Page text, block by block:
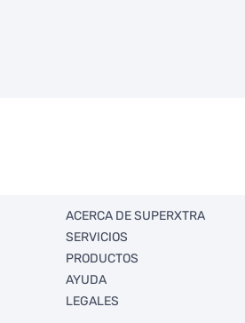
ACERCA DE SUPERXTRA
Quienes somos
Trabaja con Nosotros
Sucursales
RSE
SERVICIOS
FullXtra
FullXperiencias Únicas
Ventas Corporativas
PRODUCTOS
Ahorro
Departamentos
AYUDA
Politica de envios y retorno
LEGALES